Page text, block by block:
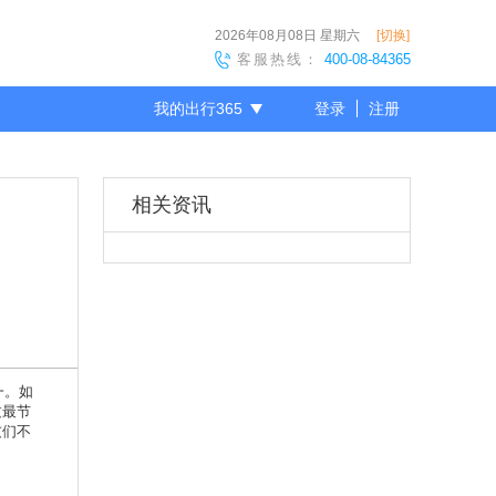
2026年08月08日 星期六 [切换]
客服热线： 400-08-84365
我的出行365 登录 注册
如
节
不
相关资讯